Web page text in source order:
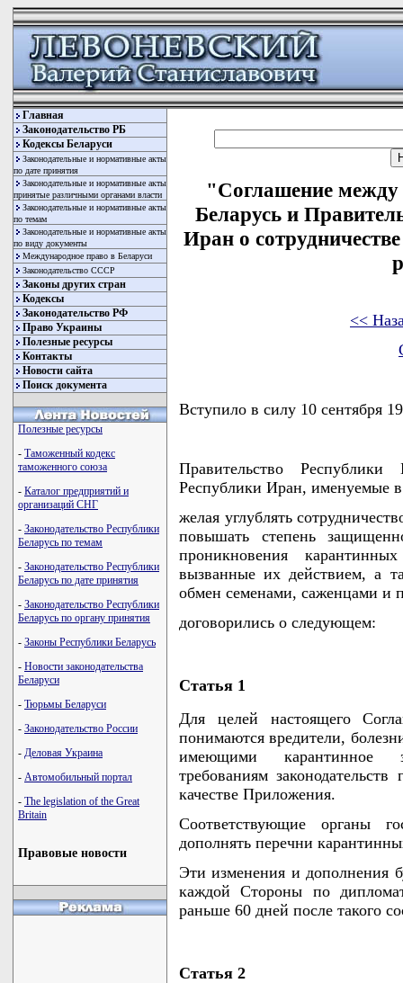
Главная
Законодательство РБ
Кодексы Беларуси
Законодательные и нормативные акты
по дате принятия
Законодательные и нормативные акты
принятые различными органами власти
Законодательные и нормативные акты
по темам
Законодательные и нормативные акты
по виду документы
Международное право в Беларуси
Законодательство СССР
Законы других стран
Кодексы
Законодательство РФ
Право Украины
Полезные ресурсы
Контакты
Новости сайта
Поиск документа
Полезные ресурсы
- Таможенный кодекс
таможенного союза
- Каталог предприятий и
организаций СНГ
- Законодательство Республики
Беларусь по темам
- Законодательство Республики
Беларусь по дате принятия
- Законодательство Республики
Беларусь по органу принятия
- Законы Республики Беларусь
- Новости законодательства
Беларуси
- Тюрьмы Беларуси
- Законодательство России
- Деловая Украина
- Автомобильный портал
- The legislation of the Great
Britain
Правовые новости
"Соглашение между
Беларусь и
Иран о
<<
Вступило в силу 10 сентября
Правительство
Республики Иран, именуемые
желая углублять
повышать степень
проникновения
вызванные их действием, а
обмен семенами, саженцами и
договорились о следующем:
Статья 1
Для целей настоящего
понимаются вредители,
имеющими карантинное
требованиям
качестве Приложения.
Соответствующие органы
дополнять перечни
Эти изменения и дополнения
каждой Стороны по
раньше 60 дней после такого
Статья 2